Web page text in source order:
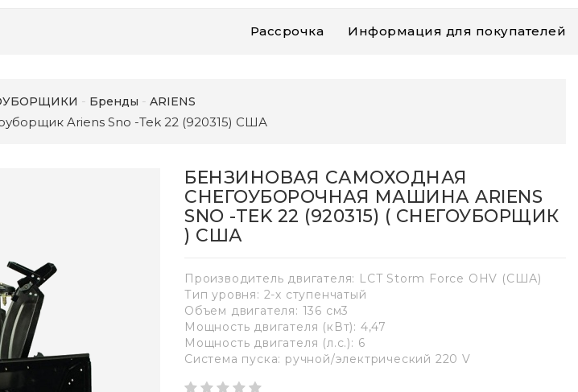
Рассрочка Информация для покупателей
Бренды ARIENS
Ariens Sno -Tek 22 (920315) США
БЕНЗИНОВАЯ САМОХОДНАЯ
СНЕГОУБОРОЧНАЯ МАШИНА ARIENS
SNO -TEK 22 (920315) ( СНЕГОУБОРЩИК
) США
Производитель двигателя: LCT Storm Force OHV (США)
Тип уровня: 2-х ступенчатый
Объем двигателя: 136 см3
Мощность двигателя (кВт): 4,47
Мощность двигателя (л.с.): 6
Система пуска: ручной/электрический 220 V